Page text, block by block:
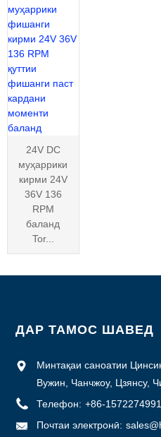
24V DC
муҳаррики
кирми 24V
36V 136
RPM
баланд
Tor...
ДАР ТАМОС ШАВЕД
Минтақаи саноатии
Вужин, Чанчжоу, Цзянсу,
Телефон: +86-
Почтаи электронӣ: